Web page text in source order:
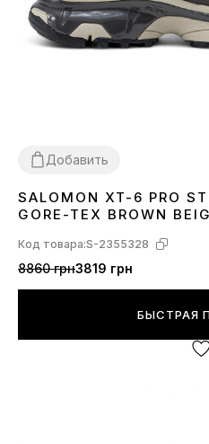
Добавить
414243 44 45 46
SALOMON XT-6 PRO
GORE-TEX BROWN
Код товара:S-2355328
8860 грн3819 грн
БЫСТРАЯ